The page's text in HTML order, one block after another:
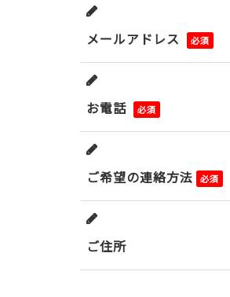
メールアドレス 必須
お電話 必須
ご希望の連絡方法 必須
ご住所